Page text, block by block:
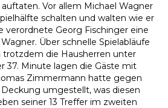
Vor allem Michael Wagner
schalten und walten wie er
verordnete Georg Fischinger eine
Über schnelle Spielabläufe
die Hausherren unter
37. Minute lagen die Gäste mit
Zimmermann hatte gegen
umgestellt, was diesen
seiner 13 Treffer im zweiten